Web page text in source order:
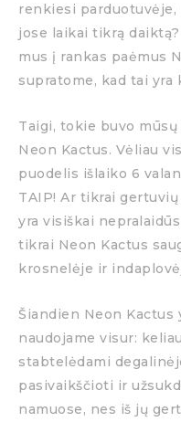
renkiesi parduotuvėje,
jose laikai tikrą
mus į rankas paėmus
supratome, kad tai yra
Taigi, tokie buvo
Neon Kactus. Vėliau
puodelis išlaiko 6
TAIP! Ar tikrai
yra visiškai
tikrai Neon Kactus
krosnelėje ir
Šiandien Neon Kactus
naudojame visur:
stabtelėdami
pasivaikščioti ir
namuose, nes iš jų